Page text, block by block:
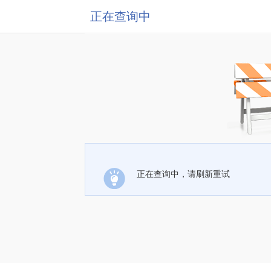
正在查询中
正在查询中，请刷新重试